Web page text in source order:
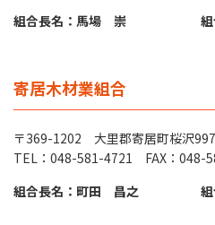
組合長名：馬場 崇
寄居木材業組合
〒369-1202 大里郡寄居町桜沢
TEL：048-581-4721 FAX：048-
組合長名：町田 昌之